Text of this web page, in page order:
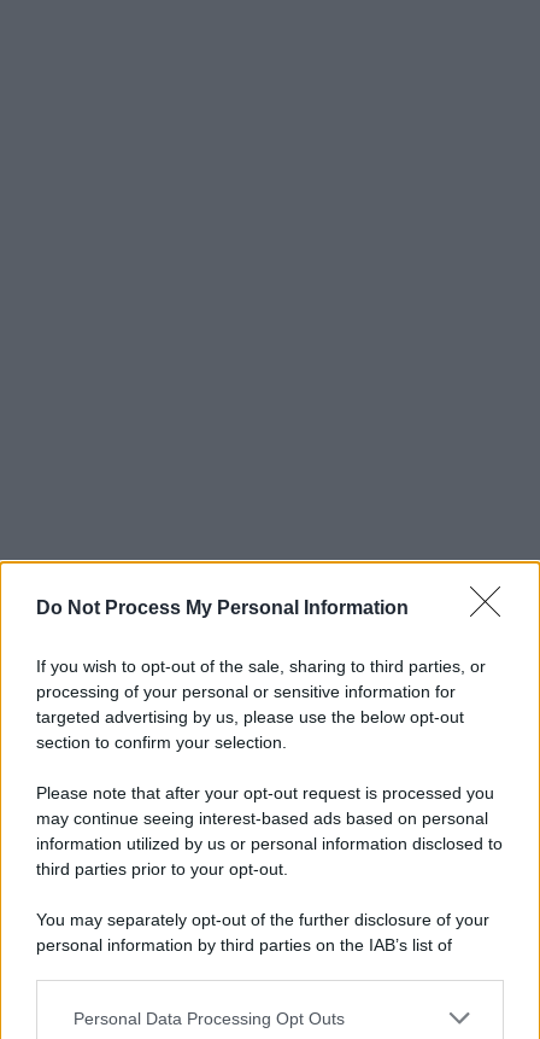
Do Not Process My Personal Information
If you wish to opt-out of the sale, sharing to third parties, or
processing of your personal or sensitive information for
targeted advertising by us, please use the below opt-out
section to confirm your selection.
Please note that after your opt-out request is processed you
may continue seeing interest-based ads based on personal
information utilized by us or personal information disclosed to
third parties prior to your opt-out.
You may separately opt-out of the further disclosure of your
personal information by third parties on the IAB’s list of
This information may also be disclosed by us to third parties
Personal Data Processing Opt Outs